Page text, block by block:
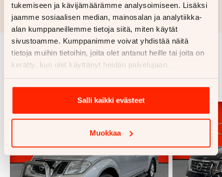
tukemiseen ja kävijämäärämme analysoimiseen. Lisäksi
jaamme sosiaalisen median, mainosalan ja analytiikka-
alan kumppaneillemme tietoja siitä, miten käytät
sivustoamme. Kumppanimme voivat yhdistää näitä
tietoja muihin tietoihin, joita olet antanut heille tai joita on
kerätty, kun olet käyttänyt heidän palvelujaan.
Salli kaikki evästeet
Muokkaa
Rahoituslaskelma on suuntaa antava ja edellyttää hyväksytyn
luottopäätöksen ja kaskovakuutuksen.
Samankaltaisia ajoneuvoja